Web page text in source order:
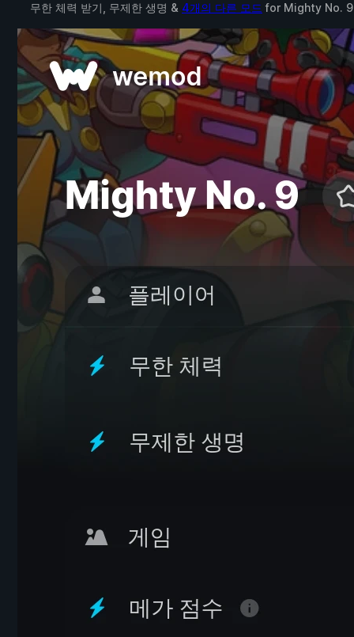
무한 체력 받기, 무제한 생명 & 4개의 다른 모드 for Mighty No. 9